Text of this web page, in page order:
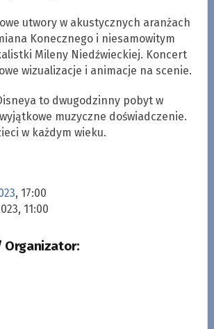
utwory w akustycznych aranżach
Konecznego i niesamowitym
Mileny Niedźwieckiej. Koncert
wizualizacje i animacje na scenie.
to dwugodzinny pobyt w
muzyczne doświadczenie.
w każdym wieku.
, 17:00
11:00
Organizator: